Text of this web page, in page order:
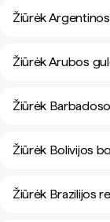
Žiūrėk
Žiūrėk Arubos
Žiūrėk
Žiūrėk Bolivijos
Žiūrėk Brazilijos